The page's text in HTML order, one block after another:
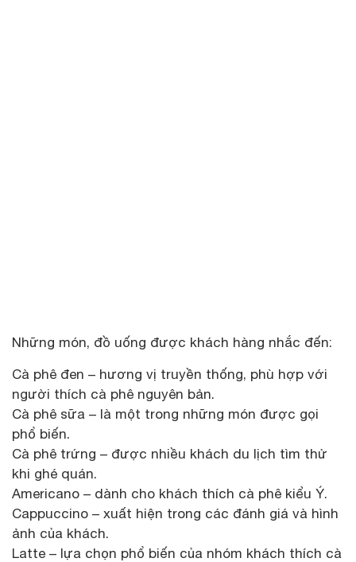
Những món, đồ uống được khách hàng nhắc đến:
Cà phê đen – hương vị truyền thống, phù hợp với
người thích cà phê nguyên bản.
Cà phê sữa – là một trong những món được gọi
phổ biến.
Cà phê trứng – được nhiều khách du lịch tìm thử
khi ghé quán.
Americano – dành cho khách thích cà phê kiểu Ý.
Cappuccino – xuất hiện trong các đánh giá và hình
ảnh của khách.
Latte – lựa chọn phổ biến của nhóm khách thích cà